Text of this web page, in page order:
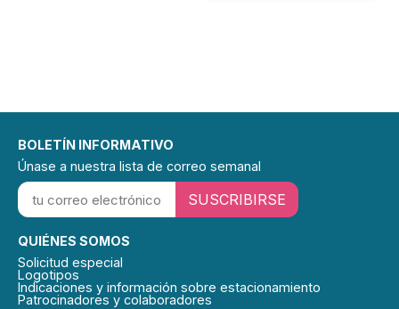
QUIÉNES SOMOS
Solicitud especial
Logotipos
Indicaciones y información sobre estacionamiento
Patrocinadores y colaboradores
BOLETÍN INFORMATIVO
Únase a nuestra lista de correo semanal
SUSCRIBIRSE